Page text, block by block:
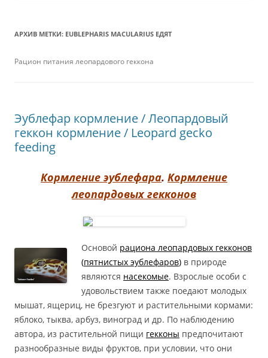
АРХИВ МЕТКИ: EUBLEPHARIS MACULARIUS ЕДЯТ
Рацион питания леопардового геккона
Эублефар кормление / Леопардовый
геккон кормление / Leopard gecko
feeding
Кормление эублефара. Кормление
леопардовых гекконов
Основой рациона леопардовых гекконов
(пятнистых эублефаров) в природе
являются насекомые. Взрослые особи с
удовольствием также поедают молодых
мышат, ящериц, не брезгуют и растительными кормами:
яблоко, тыква, арбуз, виноград и др. По наблюдению
автора, из растительной пищи гекконы предпочитают
разнообразные виды фруктов, при условии, что они